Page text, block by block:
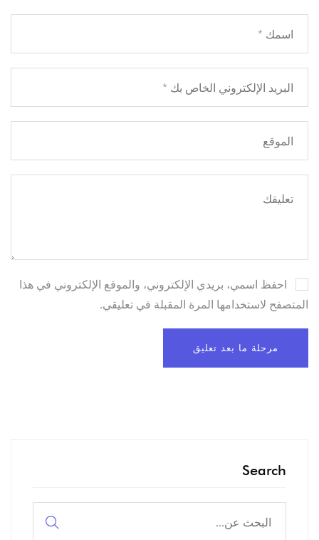
احفظ اسمي، بريدي الإلكتروني، والموقع الإلكتروني في هذا
المتصفح لاستخدامها المرة المقبلة في تعليقي.
Search